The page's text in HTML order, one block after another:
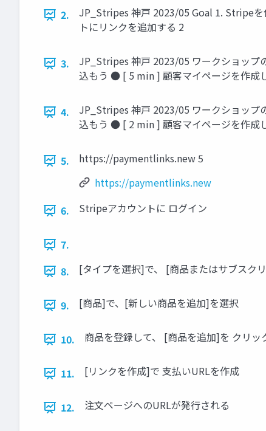
2.
JP_Stripes 神戸 2023/05 Goal 1. Stripeを
トにリンクを追加する 2
3.
JP_Stripes 神戸 2023/05 ワークショッ
込もう ● [ 5 min ] 顧客マイページを作成
4.
JP_Stripes 神戸 2023/05 ワークショッ
込もう ● [ 2 min ] 顧客マイページを作成
5.
https://paymentlinks.new 5
https://paymentlinks.new
6.
Stripeアカウントに ログイン
7.
8.
[タイプを選択]で、 [商品またはサブスク
9. [商品]で、[新しい商品を追加]を選択
10. 商品を登録して、 [商品を追加]を クリ
11. [リンクを作成]で 支払いURLを作成
12. 注文ページへのURLが発行される